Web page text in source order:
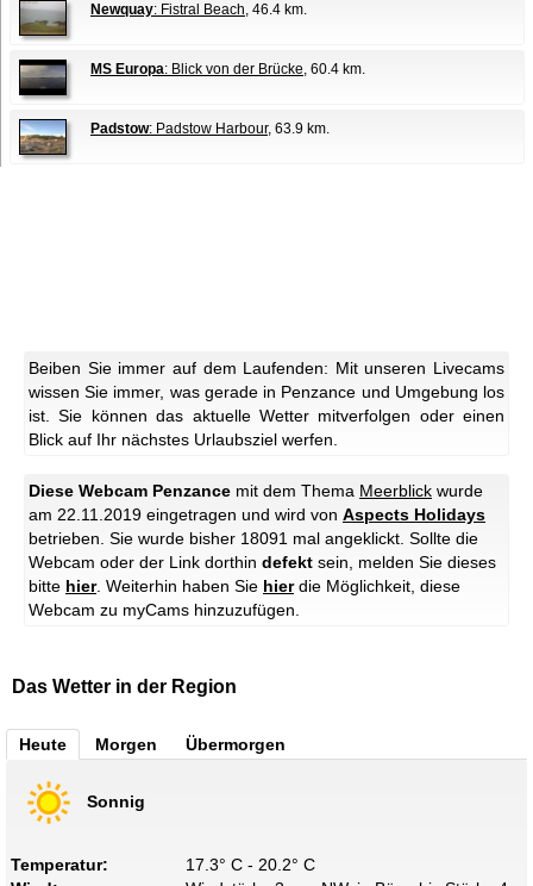
Newquay: Fistral Beach, 46.4 km.
MS Europa: Blick von der Brücke, 60.4 km.
Padstow: Padstow Harbour, 63.9 km.
Beiben Sie immer auf dem Laufenden: Mit unseren Livecams
wissen Sie immer, was gerade in Penzance und Umgebung los
ist. Sie können das aktuelle Wetter mitverfolgen oder einen
Blick auf Ihr nächstes Urlaubsziel werfen.
Diese Webcam Penzance mit dem Thema Meerblick wurde
am 22.11.2019 eingetragen und wird von Aspects Holidays
betrieben. Sie wurde bisher 18091 mal angeklickt. Sollte die
Webcam oder der Link dorthin defekt sein, melden Sie dieses
bitte hier. Weiterhin haben Sie hierdie Möglichkeit, diese
Webcam zu myCams hinzuzufügen.
Das Wetter in der Region
Heute Morgen Übermorgen
Sonnig
Temperatur:
17.3° C - 20.2° C